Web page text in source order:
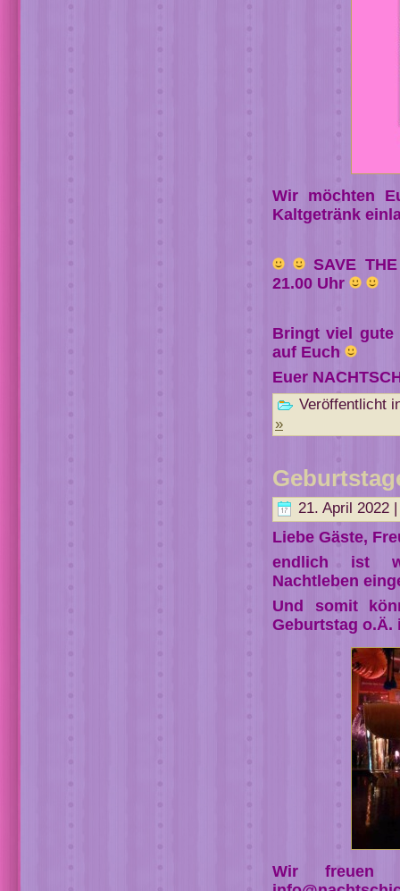
Wir möchten
Kaltgetränk
SAVE
21.00 Uhr
Bringt viel gute
auf Euch
Euer
Veröffentlicht
»
21. April 2022
Liebe Gäste,
endlich ist
Nachtleben
Und somit
Geburtstag
Wir freuen